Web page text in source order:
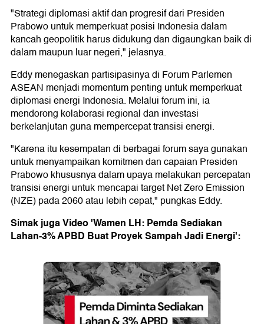
"Strategi diplomasi aktif dan progresif dari Presiden
Prabowo untuk memperkuat posisi Indonesia dalam
kancah geopolitik harus didukung dan digaungkan baik di
dalam maupun luar negeri," jelasnya.
Eddy menegaskan partisipasinya di Forum Parlemen
ASEAN menjadi momentum penting untuk memperkuat
diplomasi energi Indonesia. Melalui forum ini, ia
mendorong kolaborasi regional dan investasi
berkelanjutan guna mempercepat transisi energi.
"Karena itu kesempatan di berbagai forum saya gunakan
untuk menyampaikan komitmen dan capaian Presiden
Prabowo khususnya dalam upaya melakukan percepatan
transisi energi untuk mencapai target Net Zero Emission
(NZE) pada 2060 atau lebih cepat," pungkas Eddy.
Simak juga Video 'Wamen LH: Pemda Sediakan
Lahan-3% APBD Buat Proyek Sampah Jadi Energi':